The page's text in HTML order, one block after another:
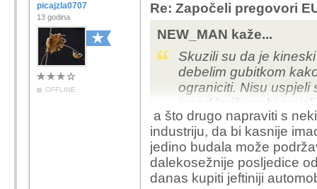
picajzla0707
13 godina
OFFLINE
Re: Započeli pregovori
NEW_MAN kaže...
Skuzili su da je
debelim gubitkom
ograniciti. Nisu uspjeli
ispod kojih ne bi
gradana.
BTW to znaci da VW
carina u EU sa
parlamentom = imaju
a što drugo napraviti s
industriju, da bi kasnije
jedino budala može
dalekosežnije posljedice
danas kupiti jeftiniji